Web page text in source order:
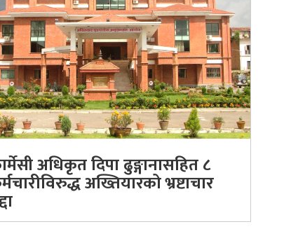
अधिकृत दिपा ढुङ्गानासहित ८
अख्तियारको भ्रष्टाचार